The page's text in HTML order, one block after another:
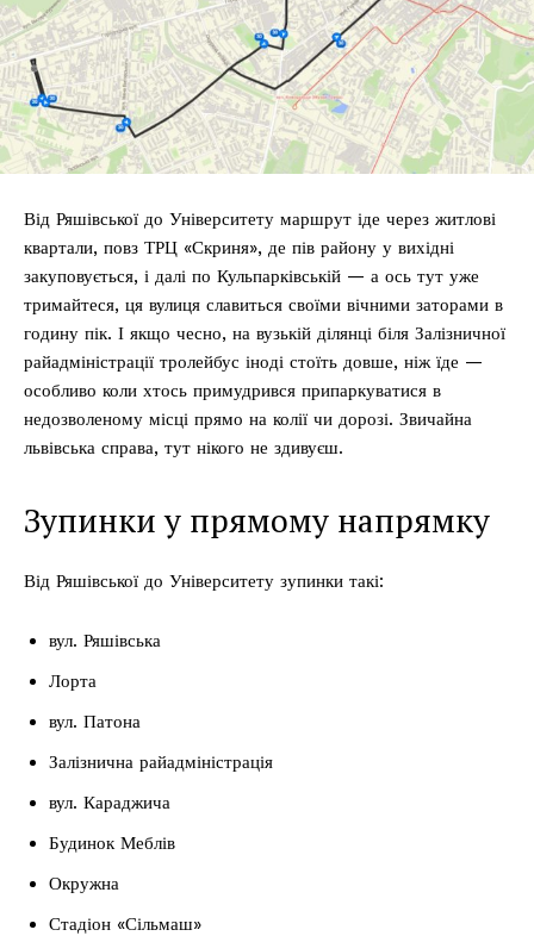
Від Ряшівської до Університету маршрут іде через житлові
квартали, повз ТРЦ «Скриня», де пів району у вихідні
закуповується, і далі по Кульпарківській — а ось тут уже
тримайтеся, ця вулиця славиться своїми вічними заторами в
годину пік. І якщо чесно, на вузькій ділянці біля Залізничної
райадміністрації тролейбус іноді стоїть довше, ніж їде —
особливо коли хтось примудрився припаркуватися в
недозволеному місці прямо на колії чи дорозі. Звичайна
львівська справа, тут нікого не здивуєш.
Зупинки у прямому напрямку
Від Ряшівської до Університету зупинки такі:
вул. Ряшівська
Лорта
вул. Патона
Залізнична райадміністрація
вул. Караджича
Будинок Меблів
Окружна
Стадіон «Сільмаш»